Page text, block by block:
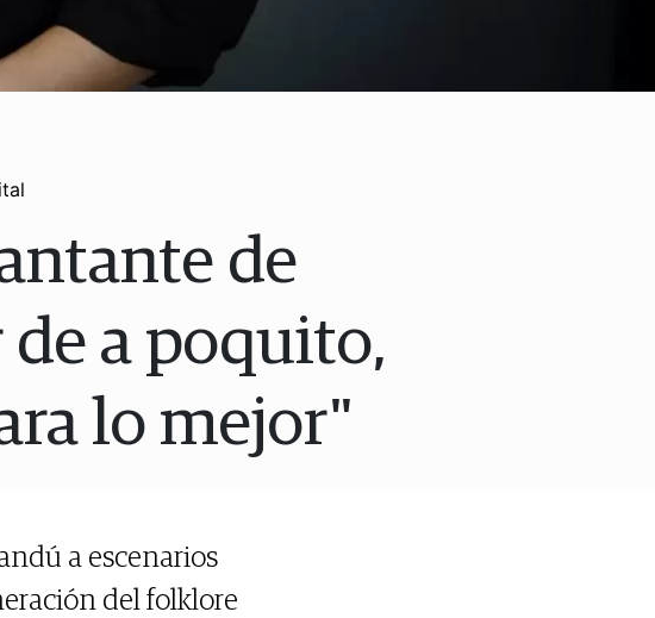
de
a poquito,
lo mejor"
a escenarios
del folklore